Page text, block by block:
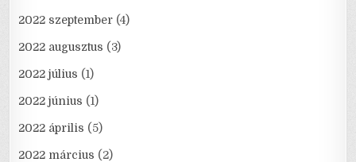
2022 szeptember (4)
2022 augusztus (3)
2022 július (1)
2022 június (1)
2022 április (5)
2022 március (2)